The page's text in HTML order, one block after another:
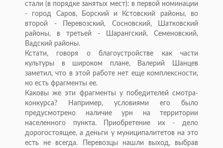
стали (в порядке занятых мест): в первой номинации
- город Саров, Борский и Кстовский районы, во
второй - Перевозский, Сосновский, Шатковский
районы, в третьей - Шарангский, Семеновский,
Вадский районы.
Кстати, говоря о благоустройстве как части
культуры в широком плане, Валерий Шанцев
заметил, что в этой работе нет еще комплексности,
но есть фрагменты ее.
Каковы же эти фрагменты у победителей смотра-
конкурса? Например, условиями его было
предусмотрено наличие урн на территории
населенного пункта. Приобретение их - дело
дорогостоящее, а деньги у муниципалитетов на это
есть не всегда. Перевозцы нашли выход, выбрав